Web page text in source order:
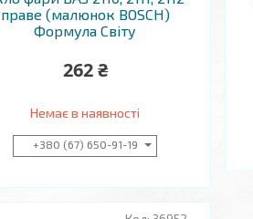
праве (малюнок BOSCH)
Формула Світу
262 ₴
Немає в наявності
+380 (67) 650-91-19